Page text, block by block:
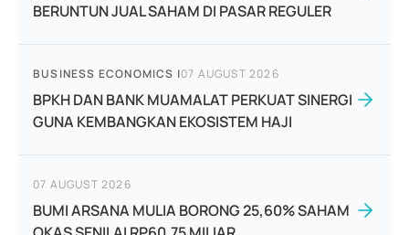
BERUNTUN JUAL SAHAM DI PASAR REGULER
BUSINESS ECONOMICS |07 AUGUST 2026
BPKH DAN BANK MUAMALAT PERKUAT SINERGI
GUNA KEMBANGKAN EKOSISTEM HAJI
07 AUGUST 2026
BUMI ARSANA MULIA BORONG 25,60% SAHAM